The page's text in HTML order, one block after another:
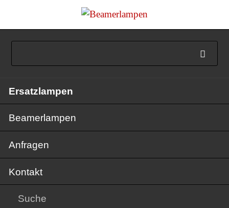
überspringen
Ersatzlampen
Beamerlampen
Anfragen
Kontakt
Suche